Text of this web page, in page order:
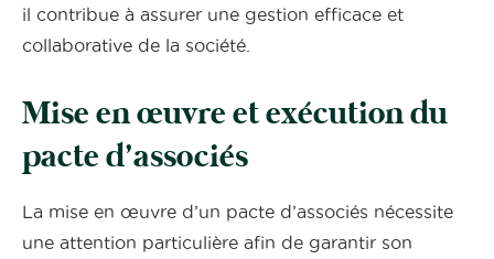
il contribue à assurer une gestion efficace et
collaborative de la société.
Mise en œuvre et exécution du
pacte d’associés
La mise en œuvre d’un pacte d’associés nécessite
une attention particulière afin de garantir son